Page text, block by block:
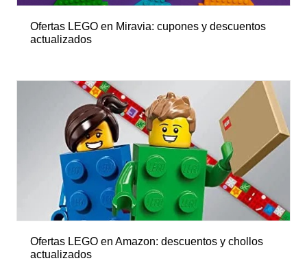
Ofertas LEGO en Miravia: cupones y descuentos
actualizados
Ofertas LEGO en Amazon: descuentos y chollos
actualizados